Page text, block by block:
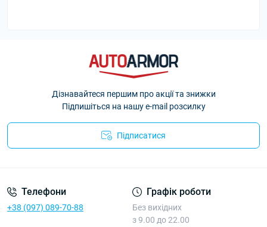
Дізнавайтеся першим про акції та знижки
Підпишіться на нашу e-mail розсилку
Підписатися
Телефони
+38 (097) 089-70-88
Графік роботи
Без вихідних
з 9.00 до 22.00